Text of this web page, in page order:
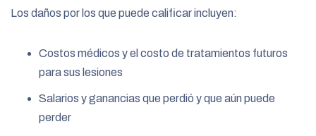
Los daños por los que puede calificar incluyen:
Costos médicos y el costo de tratamientos futuros
para sus lesiones
Salarios y ganancias que perdió y que aún puede
perder